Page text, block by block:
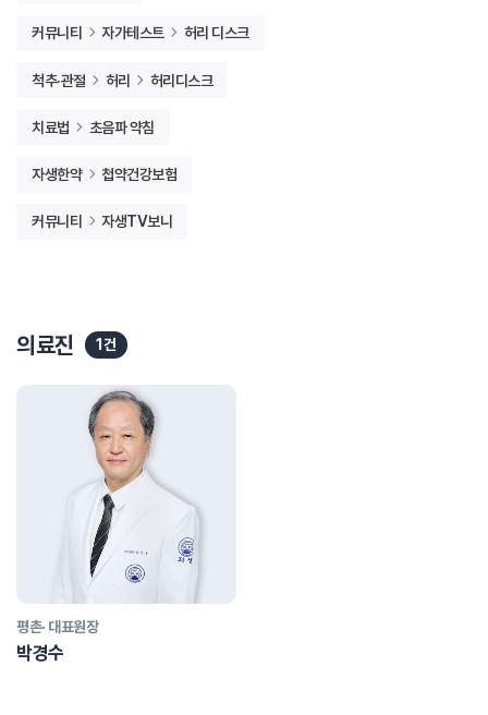
커뮤니티 자가테스트 허리 디스크
척추·관절 허리 허리디스크
치료법 초음파 약침
자생한약 첩약건강보험
커뮤니티 자생TV보니
의료진 1건
평촌· 대표원장
박경수